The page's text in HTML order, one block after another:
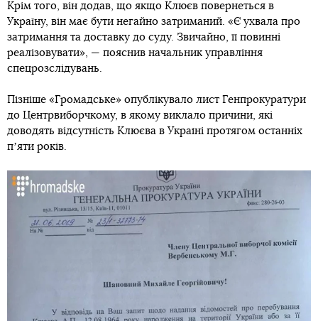
Крім того, він додав, що якщо Клюєв повернеться в
Україну, він має бути негайно затриманий. «Є ухвала про
затримання та доставку до суду. Звичайно, її повинні
реалізовувати», — пояснив начальник управління
спецрозслідувань.
Пізніше «Громадське» опублікувало лист Генпрокуратури
до Центрвиборчкому, в якому виклало причини, які
доводять відсутність Клюєва в Україні протягом останніх
пʼяти років.